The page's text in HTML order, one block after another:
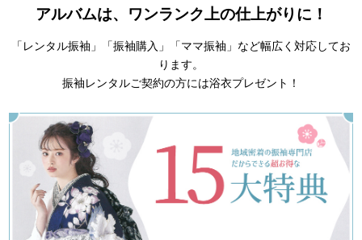
アルバムは、ワンランク上の仕上がりに！
「レンタル振袖」「振袖購入」「ママ振袖」など幅広く対応してお
ります。
振袖レンタルご契約の方には浴衣プレゼント！